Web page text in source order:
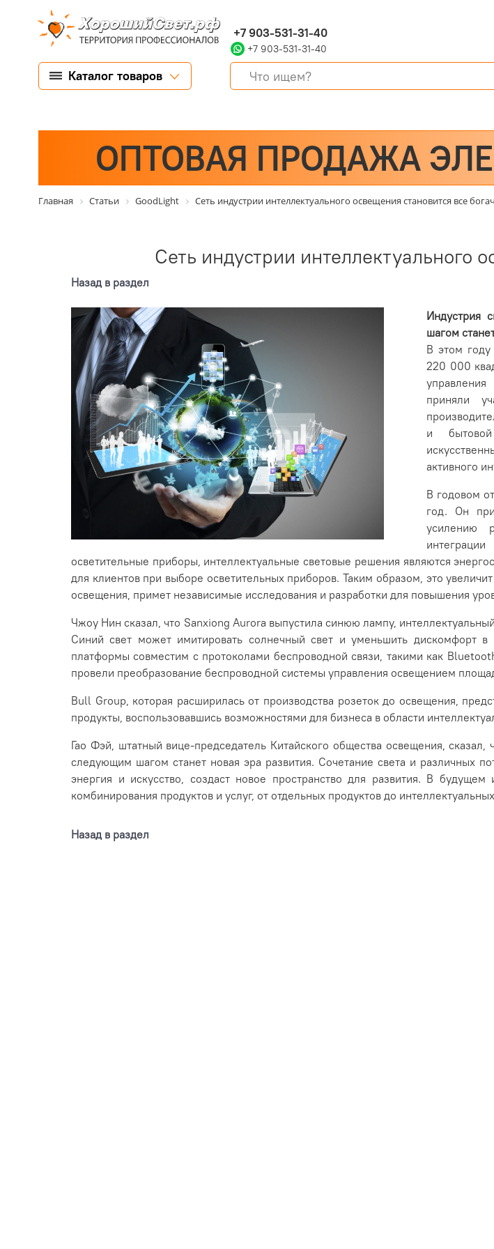
+7 903-531-31-40
+7 903-531-31-40
Каталог товаров
ОПТОВАЯ ПРОДАЖА
Главная Статьи GoodLight Сеть индустрии интеллектуального освещения становится все
Сеть индустрии интеллектуального
Назад в раздел
Индустрия
шагом
В этом
220 000
приняли
и бытовой
активного
В годовом
год. Он
усилению
осветительные приборы, интеллектуальные световые решения являются
для клиентов при выборе осветительных приборов. Таким образом, это
освещения, примет независимые исследования и разработки для повышения
Чжоу Нин сказал, что Sanxiong Aurora выпустила синюю лампу,
Синий свет может имитировать солнечный свет и уменьшить дискомфорт в
платформы совместим с протоколами беспроводной связи, такими как
провели преобразование беспроводной системы управления освещением
Bull Group, которая расширилась от производства розеток до освещения,
продукты, воспользовавшись возможностями для бизнеса в области
Гао Фэй, штатный вице-председатель Китайского общества освещения,
следующим шагом станет новая эра развития. Сочетание света и различных
энергия и искусство, создаст новое пространство для развития. В
комбинирования продуктов и услуг, от отдельных продуктов до
Назад в раздел